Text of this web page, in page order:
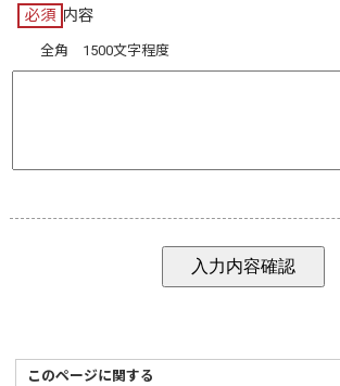
必須 内容
全角 1500文字程度
このページに関する